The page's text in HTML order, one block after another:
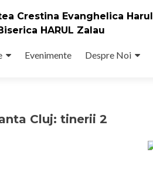
Crestina Evanghelica Harul
HARUL Zalau
Evenimente Despre Noi
Cluj: tinerii 2